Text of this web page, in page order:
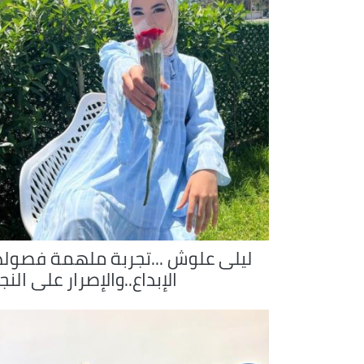
ليلى علوش ...تجربة ملهمة
الإبداع..والإصرار على